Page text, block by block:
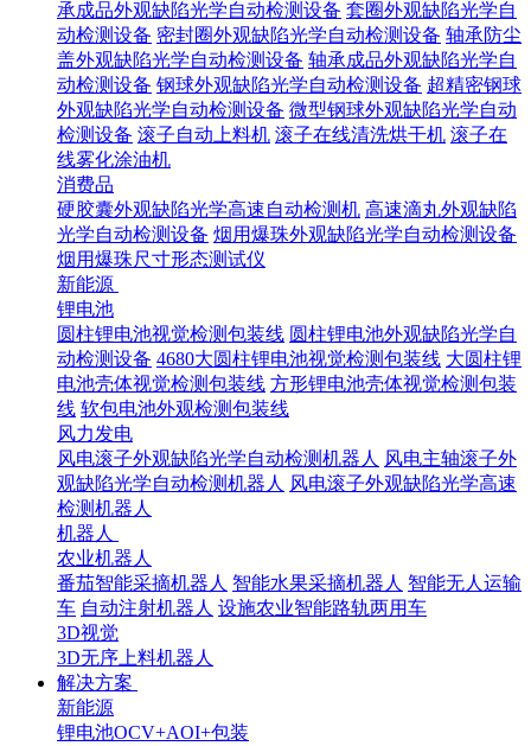
承成品外观缺陷光学自动检测设备 套圈外观缺陷光学自
动检测设备 密封圈外观缺陷光学自动检测设备 轴承防尘
盖外观缺陷光学自动检测设备 轴承成品外观缺陷光学自
动检测设备 钢球外观缺陷光学自动检测设备 超精密钢球
外观缺陷光学自动检测设备 微型钢球外观缺陷光学自动
检测设备 滚子自动上料机 滚子在线清洗烘干机 滚子在
线雾化涂油机
消费品
硬胶囊外观缺陷光学高速自动检测机 高速滴丸外观缺陷
光学自动检测设备 烟用爆珠外观缺陷光学自动检测设备
烟用爆珠尺寸形态测试仪
新能源
锂电池
圆柱锂电池视觉检测包装线 圆柱锂电池外观缺陷光学自
动检测设备 4680大圆柱锂电池视觉检测包装线 大圆柱锂
电池壳体视觉检测包装线 方形锂电池壳体视觉检测包装
线 软包电池外观检测包装线
风力发电
风电滚子外观缺陷光学自动检测机器人 风电主轴滚子外
观缺陷光学自动检测机器人 风电滚子外观缺陷光学高速
检测机器人
机器人
农业机器人
番茄智能采摘机器人 智能水果采摘机器人 智能无人运输
车 自动注射机器人 设施农业智能路轨两用车
3D视觉
3D无序上料机器人
解决方案
新能源
锂电池OCV+AOI+包装